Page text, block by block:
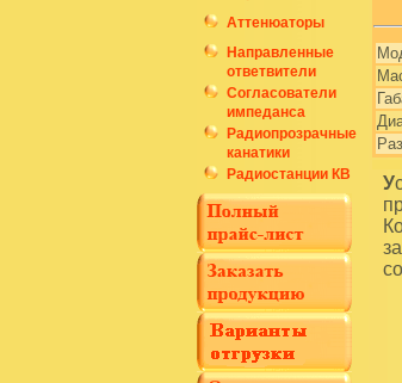
Аттенюаторы
Направленные
ответвители
Согласователи
импеданса
Радиопрозрачные
канатики
Радиостанции КВ
Устройство от перенапряжения антенно-фидерных устройств типа GR-1/4FM